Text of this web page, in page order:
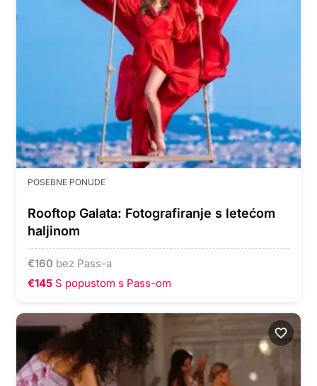
POSEBNE PONUDE
Rooftop Galata: Fotografiranje s letećom
haljinom
€160 bez Pass-a
€145 S popustom s Pass-om